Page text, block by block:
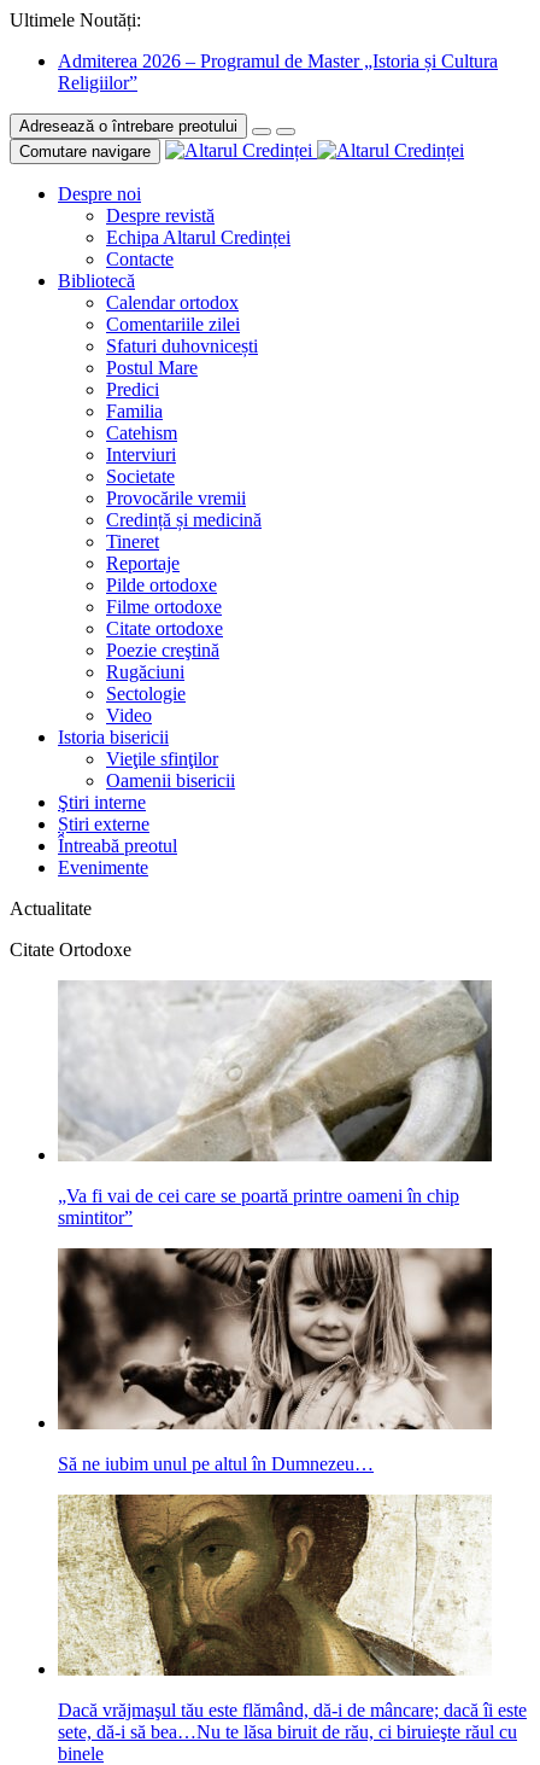
Ultimele Noutăți:
Admiterea 2026 – Programul de Master „Istoria și Cultura
Religiilor”
Adresează o întrebare preotului
Comutare navigare
Despre noi
Despre revistă
Echipa Altarul Credinței
Contacte
Bibliotecă
Calendar ortodox
Comentariile zilei
Sfaturi duhovnicești
Postul Mare
Predici
Familia
Catehism
Interviuri
Societate
Provocările vremii
Credință și medicină
Tineret
Reportaje
Pilde ortodoxe
Filme ortodoxe
Citate ortodoxe
Poezie creştină
Rugăciuni
Sectologie
Video
Istoria bisericii
Vieţile sfinţilor
Oamenii bisericii
Ştiri interne
Știri externe
Întreabă preotul
Evenimente
Actualitate
Citate Ortodoxe
„Va fi vai de cei care se poartă printre oameni în chip
smintitor”
Să ne iubim unul pe altul în Dumnezeu…
Dacă vrăjmaşul tău este flămând, dă-i de mâncare; dacă îi este
sete, dă-i să bea…Nu te lăsa biruit de rău, ci biruieşte răul cu
binele